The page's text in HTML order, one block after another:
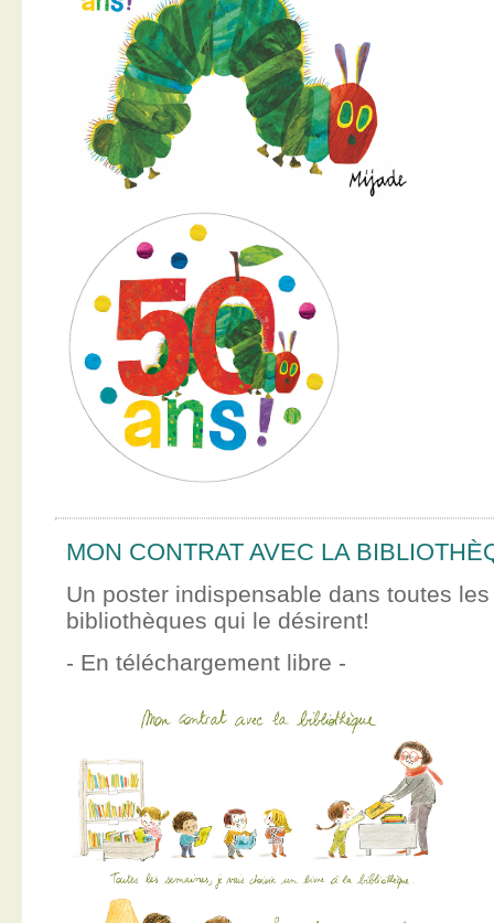
MON CONTRAT AVEC LA
Un poster indispensable dans toutes
bibliothèques qui le désirent!
- En téléchargement libre -